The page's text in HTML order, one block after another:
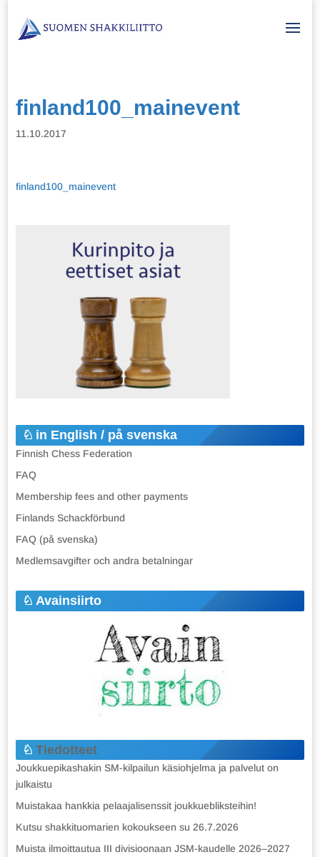
finland100_mainevent
11.10.2017
finland100_mainevent
in English / på svenska
Finnish Chess Federation
FAQ
Membership fees and other payments
Finlands Schackförbund
FAQ (på svenska)
Medlemsavgifter och andra betalningar
Avainsiirto
Tiedotteet
Joukkuepikashakin SM-kilpailun käsiohjelma ja palvelut on
julkaistu
Muistakaa hankkia pelaajalisenssit joukkuebliksteihin!
Kutsu shakkituomarien kokoukseen su 26.7.2026
Muista ilmoittautua III divisioonaan JSM-kaudelle 2026–2027